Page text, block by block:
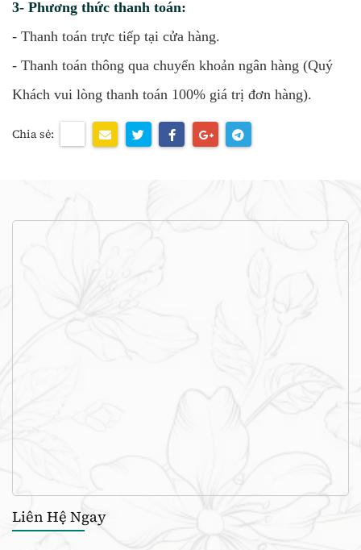
3- Phương thức thanh toán:
- Thanh toán trực tiếp tại cửa hàng.
- Thanh toán thông qua chuyển khoản ngân hàng (Quý
Khách vui lòng thanh toán 100% giá trị đơn hàng).
Chia sẻ:
Liên Hệ Ngay